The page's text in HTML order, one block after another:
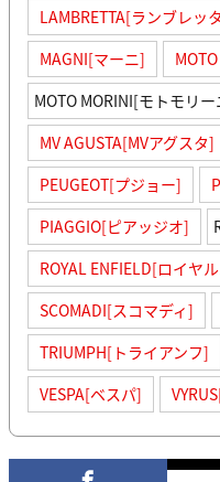
LAMBRETTA[ランブレッ
MAGNI[マーニ]
MOTO MORINI[モトモリ
MV AGUSTA[MVアグスタ]
PEUGEOT[プジョー]
PIAGGIO[ピアッジオ]
ROYAL ENFIELD[ロイヤ
SCOMADI[スコマディ]
TRIUMPH[トライアンフ]
VESPA[ベスパ]